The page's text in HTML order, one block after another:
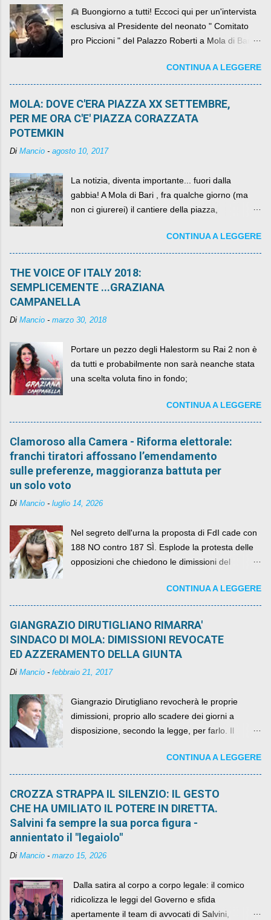
👱 Buongiorno a tutti! Eccoci qui per un'intervista
esclusiva al Presidente del neonato " Comitato
pro Piccioni " del Palazzo Roberti a Mola di Bari ,
come definirlo... signor?....CONTINUA A LEGGERE
MOLA: DOVE C'ERA PIAZZA XX SETTEMBRE,
PER ME ORA C'E' PIAZZA CORAZZATA
POTEMKIN
Di Mancio - agosto 10, 2017
La notizia, diventa importante... fuori dalla
gabbia! A Mola di Bari , fra qualche giorno (ma
non ci giurerei) il cantiere della piazza,
per un numero esorbitante di mesi, non ci sarà
più. C'era una volta Piazza XX Settembre ,
CONTINUA A LEGGERE
THE VOICE OF ITALY 2018:
SEMPLICEMENTE ...GRAZIANA
CAMPANELLA
Di Mancio - marzo 30, 2018
Portare un pezzo degli Halestorm su Rai 2 non è
da tutti e probabilmente non sarà neanche stata
una scelta voluta fino in fondo;
CONTINUA A LEGGERE
Clamoroso alla Camera - Riforma elettorale:
franchi tiratori affossano l’emendamento
sulle preferenze, maggioranza battuta per
un solo voto
Di Mancio - luglio 14, 2026
Nel segreto dell'urna la proposta di FdI cade con
188 NO contro 187 SÌ. Esplode la protesta delle
opposizioni che chiedono le dimissioni del
CONTINUA A LEGGERE
GIANGRAZIO DIRUTIGLIANO RIMARRA'
SINDACO DI MOLA: DIMISSIONI REVOCATE
ED AZZERAMENTO DELLA GIUNTA
Di Mancio - febbraio 21, 2017
Giangrazio Dirutigliano revocherà le proprie
dimissioni, proprio allo scadere dei giorni a
disposizione, secondo la legge, per farlo. Il
quelli che si auspicavano il contrario.CONTINUA A LEGGERE
CROZZA STRAPPA IL SILENZIO: IL GESTO
CHE HA UMILIATO IL POTERE IN DIRETTA.
Salvini fa sempre la sua porca figura -
annientato il "legaiolo"
Di Mancio - marzo 15, 2026
​ Dalla satira al corpo a corpo legale: il comico
ridicolizza le leggi del Governo e sfida
apertamente il team di avvocati di Salvini,